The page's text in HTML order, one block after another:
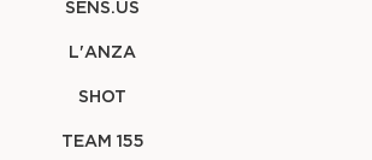
SENS.ÙS
L'ANZA
SHOT
TEAM 155